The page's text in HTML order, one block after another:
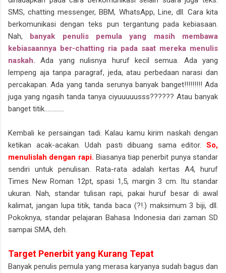
SMS, chatting messenger, BBM, WhatsApp, Line, dll. Cara kita
berkomunikasi dengan teks pun tergantung pada kebiasaan.
Nah, banyak penulis pemula yang masih membawa
kebiasaannya ber-chatting ria pada saat mereka menulis
naskah.Ada yang nulisnya huruf kecil semua. Ada yang
lempeng aja tanpa paragraf, jeda, atau perbedaan narasi dan
percakapan. Ada yang tanda serunya banyak banget!!!!!!!!! Ada
juga yang ngasih tanda tanya ciyuuuuusss?????? Atau banyak
banget titik.............
Kembali ke persaingan tadi. Kalau kamu kirim naskah dengan
ketikan acak-acakan. Udah pasti dibuang sama editor. So,
menulislah dengan rapi. Biasanya tiap penerbit punya standar
sendiri untuk penulisan. Rata-rata adalah kertas A4, huruf
Times New Roman 12pt, spasi 1,5, margin 3 cm. Itu standar
ukuran. Nah, standar tulisan rapi, pakai huruf besar di awal
kalimat, jangan lupa titik, tanda baca (?!.) maksimum 3 biji, dll.
Pokoknya, standar pelajaran Bahasa Indonesia dari zaman SD
sampai SMA, deh.
Target Penerbit yang Kurang Tepat
Banyak penulis pemula yang merasa karyanya sudah bagus dan